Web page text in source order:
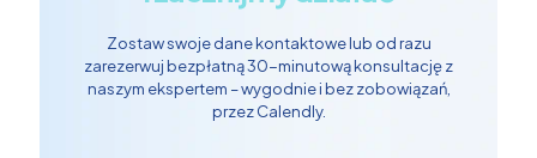
Zostaw swoje dane kontaktowe lub od razu
zarezerwuj bezpłatną 30-minutową konsultację z
naszym ekspertem – wygodnie i bez zobowiązań,
przez Calendly.